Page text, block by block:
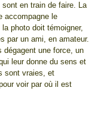
sont en train de faire. La
accompagne le
photo doit témoigner,
par un ami, en amateur.
dégagent une force, un
leur donne du sens et
sont vraies, et
voir par où il est